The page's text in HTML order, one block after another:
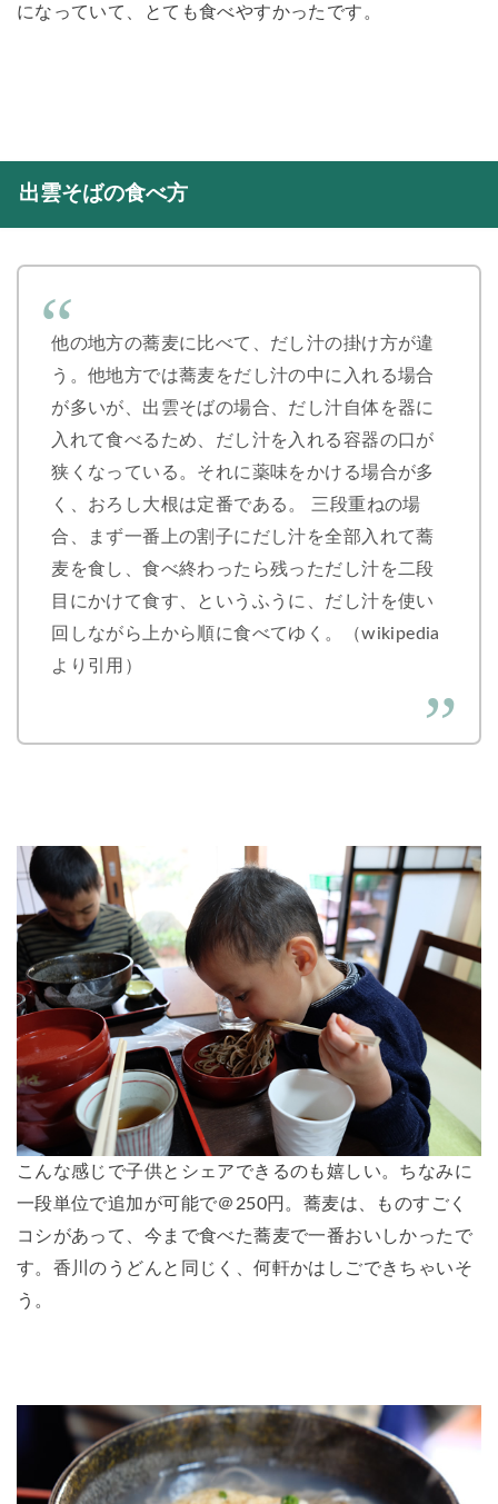
になっていて、とても食べやすかったです。
出雲そばの食べ方
他の地方の蕎麦に比べて、だし汁の掛け方が違
う。他地方では蕎麦をだし汁の中に入れる場合
が多いが、出雲そばの場合、だし汁自体を器に
入れて食べるため、だし汁を入れる容器の口が
狭くなっている。それに薬味をかける場合が多
く、おろし大根は定番である。 三段重ねの場
合、まず一番上の割子にだし汁を全部入れて蕎
麦を食し、食べ終わったら残っただし汁を二段
目にかけて食す、というふうに、だし汁を使い
回しながら上から順に食べてゆく。（wikipedia
より引用）
こんな感じで子供とシェアできるのも嬉しい。ちなみに
一段単位で追加が可能で＠250円。蕎麦は、ものすごく
コシがあって、今まで食べた蕎麦で一番おいしかったで
す。香川のうどんと同じく、何軒かはしごできちゃいそ
う。